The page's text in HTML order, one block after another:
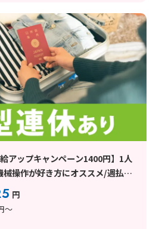
給アップキャンペーン1400円】1人
操作が好き方にオススメ/週払い
円
～